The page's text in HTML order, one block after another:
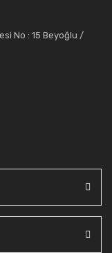
No : 15 Beyoğlu /